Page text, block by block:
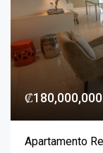
₡180,000,000